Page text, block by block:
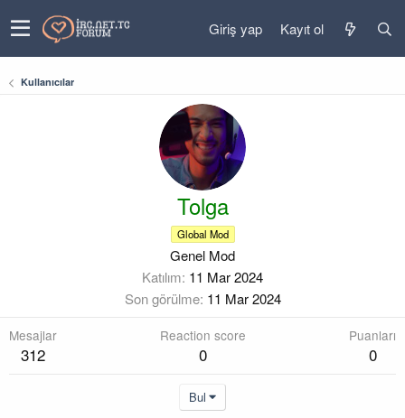
Giriş yap Kayıt ol
Kullanıcılar
Tolga
Global Mod
Genel Mod
Katılım 11 Mar 2024
Son görülme 11 Mar 2024
Mesajlar
312
Reaction score
0
Puanları
0
Bul